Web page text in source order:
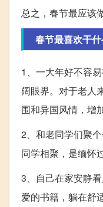
总之，春节最应该
春节最喜欢干
1、一大年好不容
阔眼界。对于老人
围和异国风情，增
2、和老同学们聚
同学相聚，是缅怀
3、自己在家安静
爱的书籍，躺在舒